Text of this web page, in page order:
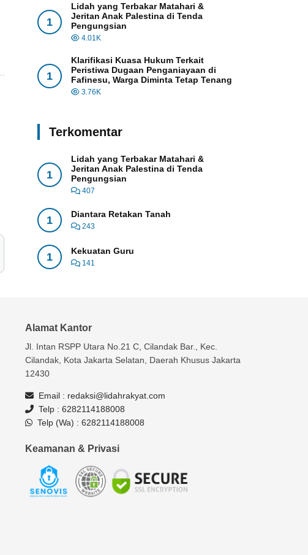
1
Lidah yang Terbakar Matahari &
Jeritan Anak Palestina di Tenda
Pengungsian
4.01K
1
Klarifikasi Kuasa Hukum Terkait
Peristiwa Dugaan Penganiayaan di
Fafinesu, Warga Diminta Tetap Tenang
3.76K
Terkomentar
1
Lidah yang Terbakar Matahari &
Jeritan Anak Palestina di Tenda
Pengungsian
407
1 Diantara Retakan Tanah
243
1 Kekuatan Guru
141
Alamat Kantor
Jl. Intan RSPP Utara No.21 C, Cilandak Bar., Kec.
Cilandak, Kota Jakarta Selatan, Daerah Khusus Jakarta
12430
Email : redaksi@lidahrakyat.com
Telp : 6282114188008
Telp (Wa) : 6282114188008
Keamanan & Privasi